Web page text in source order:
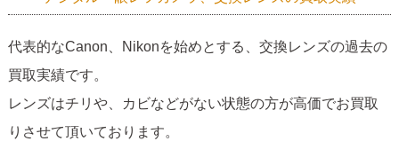
代表的なCanon、Nikonを始めとする、交換レンズの過去の
買取実績です。
レンズはチリや、カビなどがない状態の方が高価でお買取
りさせて頂いております。